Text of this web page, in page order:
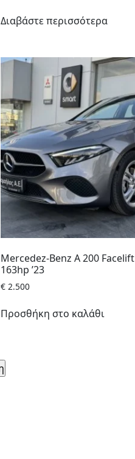
Διαβάστε περισσότερα
Mercedez-Benz Α 200
163hp ’23
€ 2.500
Προσθήκη στο καλάθι